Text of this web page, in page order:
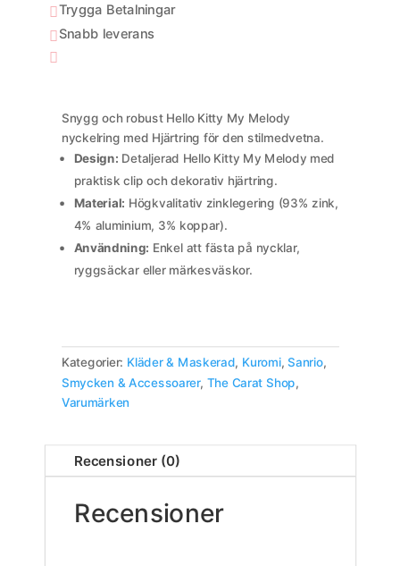
med
Hjärtring
mängd
Trygga Betalningar
Snabb leverans

Snygg och robust Hello Kitty My Melody
nyckelring med Hjärtring för den stilmedvetna.
Design: Detaljerad Hello Kitty My Melody med
praktisk clip och dekorativ hjärtring.
Material: Högkvalitativ zinklegering (93% zink,
4% aluminium, 3% koppar).
Användning: Enkel att fästa på nycklar,
ryggsäckar eller märkesväskor.
Kategorier: Kläder & Maskerad, Kuromi, Sanrio,
Smycken & Accessoarer, The Carat Shop,
Varumärken
Recensioner (0)
Recensioner